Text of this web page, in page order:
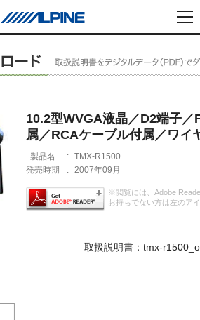
10.2型WVGA液晶／D2端子
属／RCAケーブル付属／ワイ
製品名 : TMX-R1500
発売時期
: 2007年09月
※閲覧には、Adobe
お持ちでない方は左のア
取扱説明書：tmx-